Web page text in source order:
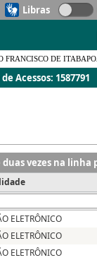
Libras
Acessos: 1587791